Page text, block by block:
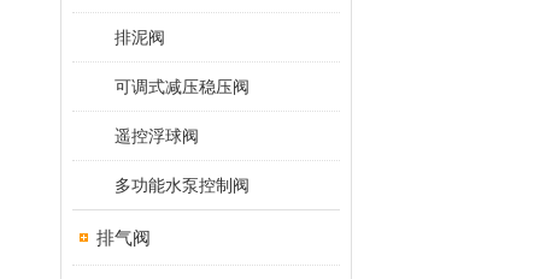
排泥阀
可调式减压稳压阀
遥控浮球阀
多功能水泵控制阀
排气阀